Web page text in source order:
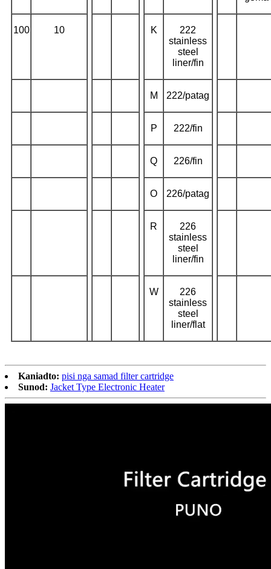
100 10 K
222
stainless
steel
liner/fin
M 222/patag
P 222/fin
Q 226/fin
O 226/patag
R
226
stainless
steel
liner/fin
W
226
stainless
steel
liner/flat
Kaniadto: pisi nga samad filter cartridge
Sunod: Jacket Type Electronic Heater